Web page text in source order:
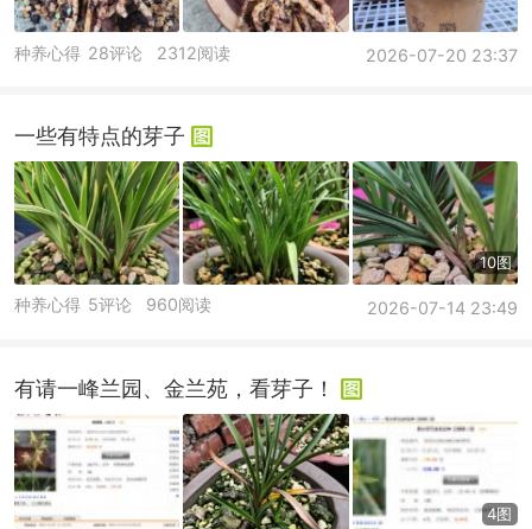
种养心得 2026-07-20 23:37
28评论 2312阅读
一些有特点的芽子
10图
种养心得 2026-07-14 23:49
5评论 960阅读
有请一峰兰园、金兰苑，看芽子！
4图